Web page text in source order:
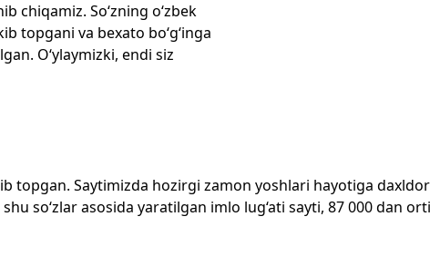
chiqamiz. So‘zning o‘zbek
topgani va bexato bo‘g‘inga
O‘ylaymizki, endi siz
topgan. Saytimizda hozirgi zamon yoshlari hayotiga daxldor
so‘zlar asosida yaratilgan imlo lug‘ati sayti, 87 000 dan